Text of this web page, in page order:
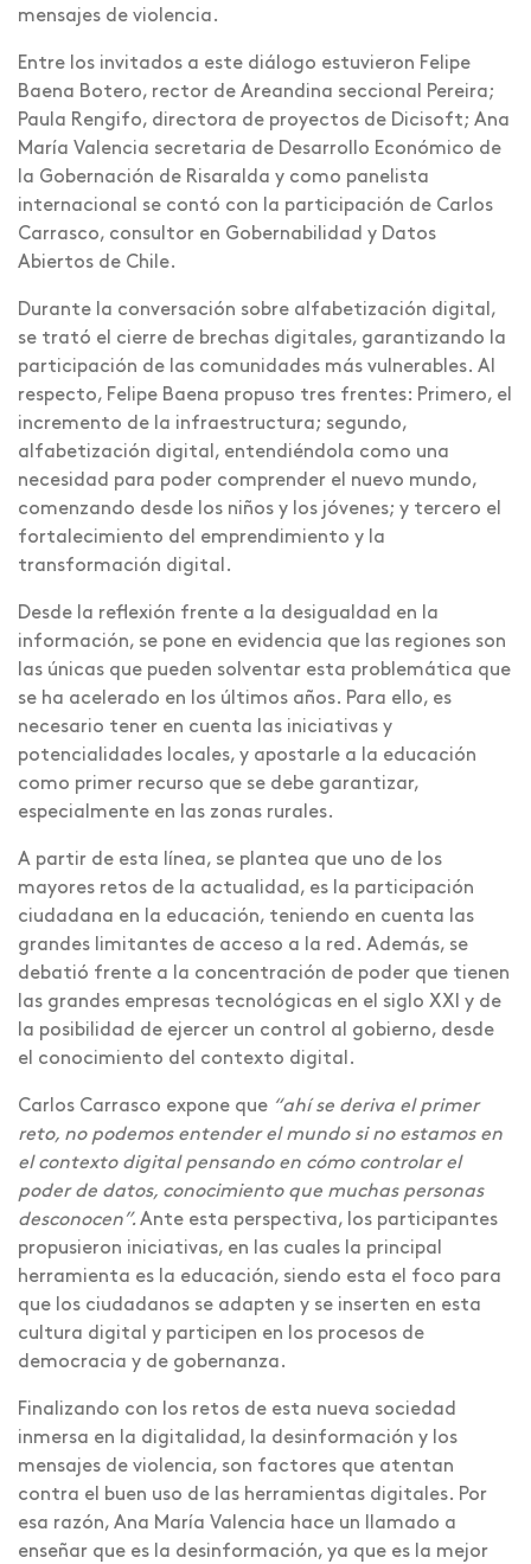
mensajes de violencia.
Entre los invitados a este diálogo estuvieron Felipe
Baena Botero, rector de Areandina seccional Pereira;
Paula Rengifo, directora de proyectos de Dicisoft; Ana
María Valencia secretaria de Desarrollo Económico de
la Gobernación de Risaralda y como panelista
internacional se contó con la participación de Carlos
Carrasco, consultor en Gobernabilidad y Datos
Abiertos de Chile.
Durante la conversación sobre alfabetización digital,
se trató el cierre de brechas digitales, garantizando la
participación de las comunidades más vulnerables. Al
respecto, Felipe Baena propuso tres frentes: Primero, el
incremento de la infraestructura; segundo,
alfabetización digital, entendiéndola como una
necesidad para poder comprender el nuevo mundo,
comenzando desde los niños y los jóvenes; y tercero el
fortalecimiento del emprendimiento y la
transformación digital.
Desde la reflexión frente a la desigualdad en la
información, se pone en evidencia que las regiones son
las únicas que pueden solventar esta problemática que
se ha acelerado en los últimos años. Para ello, es
necesario tener en cuenta las iniciativas y
potencialidades locales, y apostarle a la educación
como primer recurso que se debe garantizar,
especialmente en las zonas rurales.
A partir de esta línea, se plantea que uno de los
mayores retos de la actualidad, es la participación
ciudadana en la educación, teniendo en cuenta las
grandes limitantes de acceso a la red. Además, se
debatió frente a la concentración de poder que tienen
las grandes empresas tecnológicas en el siglo XXI y de
la posibilidad de ejercer un control al gobierno, desde
el conocimiento del contexto digital.
Carlos Carrasco expone que “ahí se deriva el primer
reto, no podemos entender el mundo si no estamos en
el contexto digital pensando en cómo controlar el
poder de datos, conocimiento que muchas personas
desconocen”.Ante esta perspectiva, los participantes
propusieron iniciativas, en las cuales la principal
herramienta es la educación, siendo esta el foco para
que los ciudadanos se adapten y se inserten en esta
cultura digital y participen en los procesos de
democracia y de gobernanza.
Finalizando con los retos de esta nueva sociedad
inmersa en la digitalidad, la desinformación y los
mensajes de violencia, son factores que atentan
contra el buen uso de las herramientas digitales. Por
esa razón, Ana María Valencia hace un llamado a
enseñar que es la desinformación, ya que es la mejor